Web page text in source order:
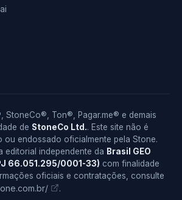
StoneCo®, Ton®, Pagar.me® e demais
de StoneCo Ltd.. Este site não é
ou endossado oficialmente pela Stone.
editorial independente da Brasil GEO
66.051.295/0001-33) com finalidade
oficiais e contratações, consulte
.